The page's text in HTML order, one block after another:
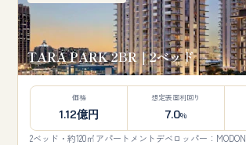
TARA PARK 2BR｜2ベッド
価格
1.12億円
想定表面利回り
7.0%
2ベッド・約120㎡アパートメントデベロッパー：MODON